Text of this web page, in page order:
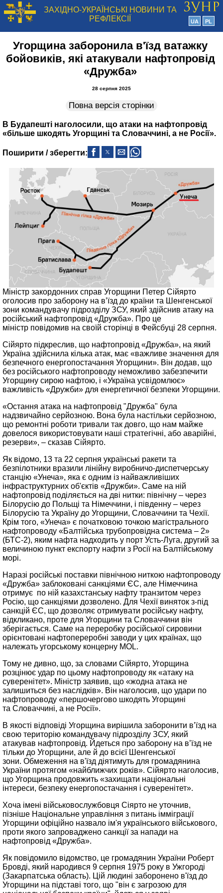
ЗАХІДНО-УКРАЇНСЬКІ НОВИНИ ТА
РЕФЛЕКСІЇ
UA PL
Угорщина заборонила в'їзд ватажку
бойовиків, які атакували нафтопровід
«Дружба»
28 серпня 2025
Повна версія сторінки
В Будапешті наголосили, що атаки на нафтопровід
«більше шкодять Угорщині та Словаччині, а не Росії».
Поширити / зберегти:
Міністр закордонних справ Угорщини Петер Сійярто
оголосив про заборону на в’їзд до країни та Шенгенської
зони командувачу підрозділу ЗСУ, який здійснив атаку на
російський нафтопровід «Дружба». Про це
міністр повідомив на своїй сторінці в Фейсбуці 28 серпня.
Сійярто підкреслив, що нафтопровід «Дружба», на який
Україна здійснила кілька атак, має «важливе значення для
безпечного енергопостачання Угорщини». Він додав, що
без російського нафтопроводу неможливо забезпечити
Угорщину сирою нафтою, і «Україна усвідомлює»
важливість «Дружби» для енергетичної безпеки Угорщини.
«Остання атака на нафтопровід "Дружба" була
надзвичайно серйозною. Вона була настільки серйозною,
що ремонтні роботи тривали так довго, що нам майже
довелося використовувати наші стратегічні, або аварійні,
резерви», – сказав Сійярто.
Як відомо, 13 та 22 серпня українські ракети та
безпілотники вразили лінійну виробничо-диспетчерську
станцію «Унеча», яка є одним із найважливіших
інфраструктурних об'єктів «Дружби». Саме на ній
нафтопровід поділяється на дві нитки: північну – через
Білорусію до Польщі та Німеччини, і південну – через
Білорусію та Україну до Угорщини, Словаччини та Чехії.
Крім того, «Унеча» є початковою точкою магістрального
нафтопроводу «Балтійська трубопровідна система – 2»
(БТС-2), яким нафта надходить у порт Усть-Луга, другий за
величиною пункт експорту нафти з Росії на Балтійському
морі.
Наразі російські поставки північною ниткою нафтопроводу
«Дружба» заблоковані санкціями ЄС, але Німеччина
отримує по ній казахстанську нафту транзитом через
Росію, що санкціями дозволено. Для Чехії виняток з-під
санкцій ЄС, що дозволяє отримувати російську нафту,
відкликано, проте для Угорщини та Словаччини він
зберігається. Саме на переробку російської сировини
орієнтовані нафтопереробні заводи у цих країнах, що
належать угорському концерну MOL.
Тому не дивно, що, за словами Сійярто, Угорщина
розцінює удар по цьому нафтопроводу як «атаку на
суверенітет». Міністр заявив, що «жодна атака не
залишиться без наслідків». Він наголосив, що удари по
нафтопроводу «першочергово шкодять Угорщині
та Словаччині, а не Росії».
В якості відповіді Угорщина вирішила заборонити в’їзд на
свою територію командувачу підрозділу ЗСУ, який
атакував нафтопровід. Йдеться про заборону на в’їзд не
тільки до Угорщини, але й до всієї Шенгенської
зони. Обмеження на в'їзд діятимуть для громадянина
України протягом «найближчих років». Сійярто наголосив,
що Угорщина продовжить «захищати національні
інтереси, безпеку енергопостачання і суверенітет».
Хоча імені військовослужбовця Сіярто не уточнив,
пізніше Національне управління з питань імміграції
Угорщини офіційно назвало ім'я українського військового,
проти якого запроваджено санкції за напади на
нафтопровід «Дружба».
Як повідомило відомство, це громадянин України Роберт
Бровді, який народився 9 серпня 1975 року в Ужгороді
(Закарпатська область). Цій людині заборонено в'їзд до
Угорщини на підставі того, що "він є загрозою для